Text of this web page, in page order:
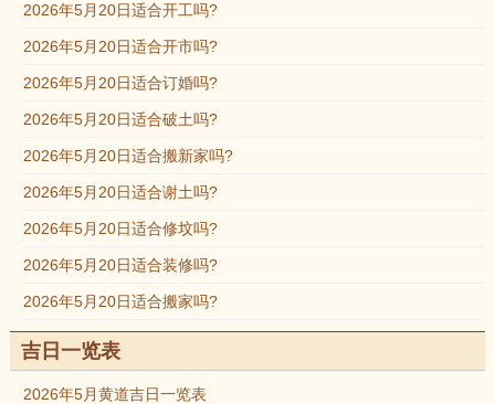
2026年5月20日适合开工吗?
2026年5月20日适合开市吗?
2026年5月20日适合订婚吗?
2026年5月20日适合破土吗?
2026年5月20日适合搬新家吗?
2026年5月20日适合谢土吗?
2026年5月20日适合修坟吗?
2026年5月20日适合装修吗?
2026年5月20日适合搬家吗?
吉日一览表
2026年5月黄道吉日一览表